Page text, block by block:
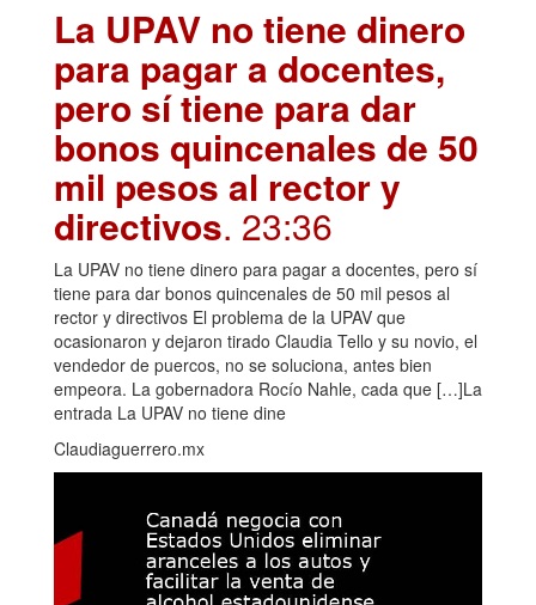
La UPAV no tiene dinero
para pagar a docentes,
pero sí tiene para dar
bonos quincenales de 50
mil pesos al rector y
directivos. 23:36
La UPAV no tiene dinero para pagar a docentes, pero sí
tiene para dar bonos quincenales de 50 mil pesos al
rector y directivos El problema de la UPAV que
ocasionaron y dejaron tirado Claudia Tello y su novio, el
vendedor de puercos, no se soluciona, antes bien
empeora. La gobernadora Rocío Nahle, cada que […]La
entrada La UPAV no tiene dine
Claudiaguerrero.mx